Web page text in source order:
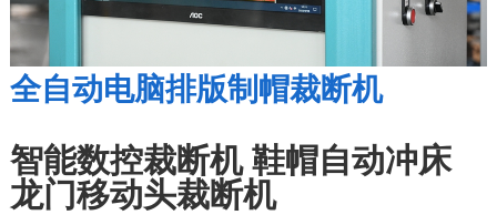
全自动电脑排版制帽裁断机
智能数控裁断机 鞋帽自动冲床
龙门移动头裁断机